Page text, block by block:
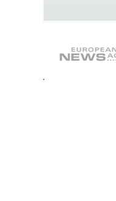
.